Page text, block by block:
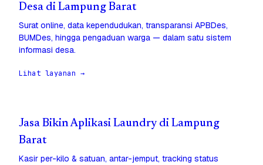
Desa di Lampung Barat
Surat online, data kependudukan, transparansi APBDes,
BUMDes, hingga pengaduan warga — dalam satu sistem
informasi desa.
Lihat layanan →
Jasa Bikin Aplikasi Laundry di Lampung
Barat
Kasir per-kilo & satuan, antar-jemput, tracking status